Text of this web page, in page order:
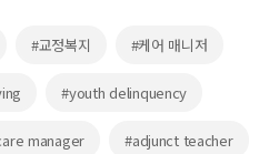
#교정복지 #케어 매니저
#youth delinquency
manager #adjunct teacher